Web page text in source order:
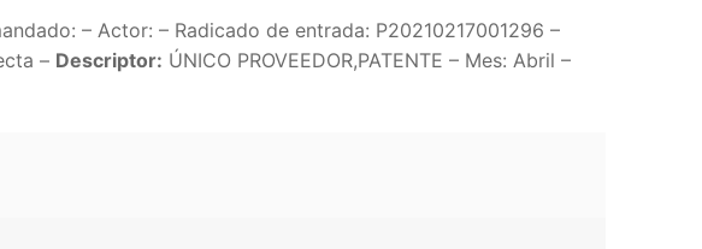
– Actor: – Radicado de entrada: P20210217001296 –
– Descriptor: ÚNICO PROVEEDOR,PATENTE – Mes: Abril –